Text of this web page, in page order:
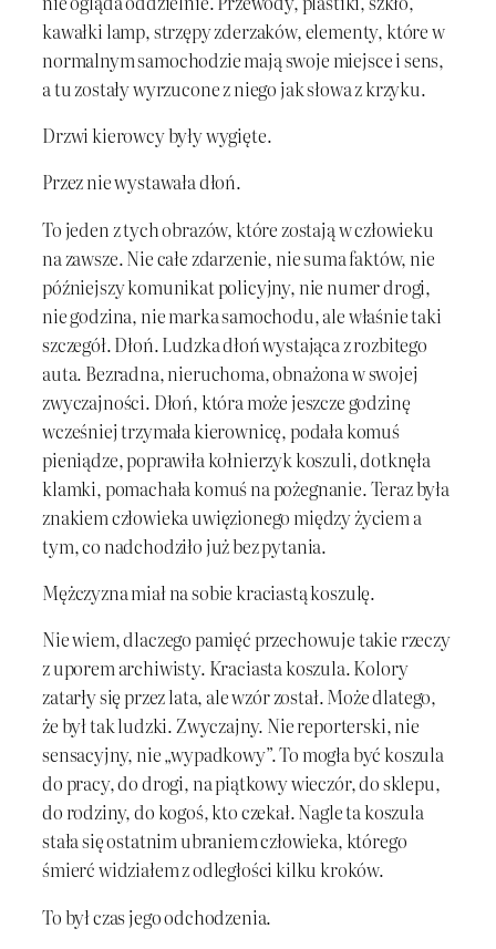
kawałki lamp, strzępy zderzaków, elementy, które w
normalnym samochodzie mają swoje miejsce i sens,
a tu zostały wyrzucone z niego jak słowa z krzyku.
Drzwi kierowcy były wygięte.
Przez nie wystawała dłoń.
To jeden z tych obrazów, które zostają w człowieku
na zawsze. Nie całe zdarzenie, nie suma faktów, nie
późniejszy komunikat policyjny, nie numer drogi,
nie godzina, nie marka samochodu, ale właśnie taki
szczegół. Dłoń. Ludzka dłoń wystająca z rozbitego
auta. Bezradna, nieruchoma, obnażona w swojej
zwyczajności. Dłoń, która może jeszcze godzinę
wcześniej trzymała kierownicę, podała komuś
pieniądze, poprawiła kołnierzyk koszuli, dotknęła
klamki, pomachała komuś na pożegnanie. Teraz była
znakiem człowieka uwięzionego między życiem a
tym, co nadchodziło już bez pytania.
Mężczyzna miał na sobie kraciastą koszulę.
Nie wiem, dlaczego pamięć przechowuje takie rzeczy
z uporem archiwisty. Kraciasta koszula. Kolory
zatarły się przez lata, ale wzór został. Może dlatego,
że był tak ludzki. Zwyczajny. Nie reporterski, nie
sensacyjny, nie „wypadkowy”. To mogła być koszula
do pracy, do drogi, na piątkowy wieczór, do sklepu,
do rodziny, do kogoś, kto czekał. Nagle ta koszula
stała się ostatnim ubraniem człowieka, którego
śmierć widziałem z odległości kilku kroków.
To był czas jego odchodzenia.